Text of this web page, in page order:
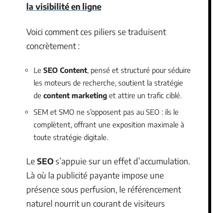
la visibilité en ligne
Voici comment ces piliers se traduisent
concrètement :
Le SEO Content, pensé et structuré pour séduire
les moteurs de recherche, soutient la stratégie
de content marketing et attire un trafic ciblé.
SEM et SMO ne s’opposent pas au SEO : ils le
complètent, offrant une exposition maximale à
toute stratégie digitale.
Le SEOs’appuie sur un effet d’accumulation.
Là où la publicité payante impose une
présence sous perfusion, le référencement
naturel nourrit un courant de visiteurs